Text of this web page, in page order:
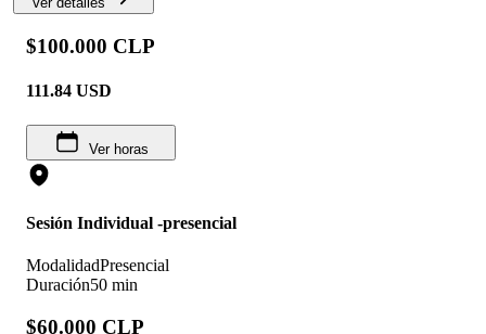
$100.000 CLP
111.84 USD
Ver horas
Sesión Individual -presencial
ModalidadPresencial
Duración50 min
$60.000 CLP